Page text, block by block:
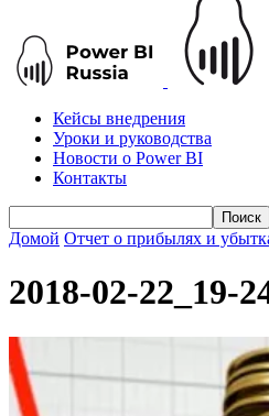
Кейсы внедрения
Уроки и руководства
Новости о Power BI
Контакты
Домой Отчет о прибылях и
2018-02-22_19-